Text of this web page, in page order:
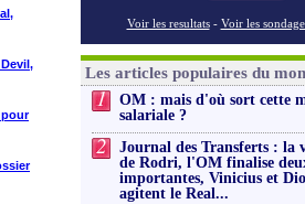
pour
Voir les resultats - Voir les
Les articles populaires du
1
OM : mais d'où sort cette
salariale ?
2
Journal des Transferts : la
de Rodri, l'OM finalise
importantes, Vinicius et
agitent le Real...